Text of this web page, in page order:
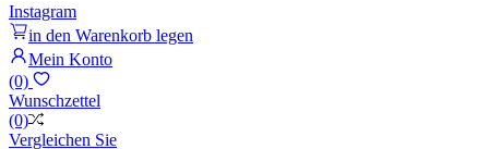
Instagram
in den Warenkorb legen
Mein Konto
(0)
Wunschzettel
(0)
Vergleichen Sie